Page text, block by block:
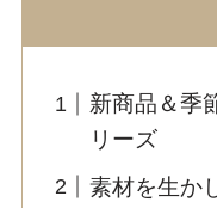
新商品＆季
リーズ
素材を生か